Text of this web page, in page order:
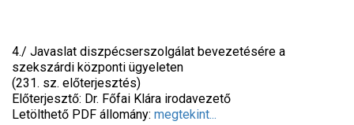
4./ Javaslat diszpécserszolgálat bevezetésére a
szekszárdi központi ügyeleten
(231. sz. előterjesztés)
Előterjesztő: Dr. Főfai Klára irodavezető
Letölthető PDF állomány: megtekint...